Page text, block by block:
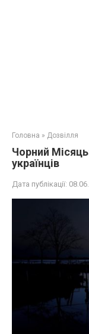
Головна » Дозвілля
Чорний
українців
Дата публікації: